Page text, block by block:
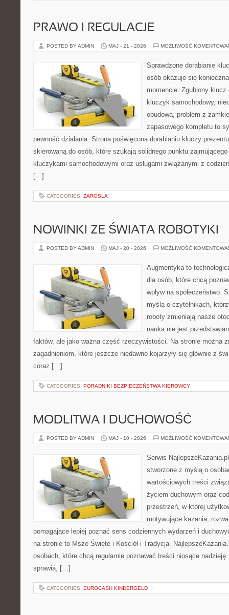
PRAWO I REGULACJE
POSTED BY ADMIN MAJ - 21 - 2026 MOŻLIWOŚĆ
Sprawdzone dorabianie
osób okazuje się
momencie. Zgubiony
kluczyk samochodowy,
obudowa, problem z
zapasowego kompletu to
pewność działania. Strona poświęcona dorabianiu kluczy
skierowaną do osób, które szukają solidnego punktu
kluczykami samochodowymi oraz usługami związanymi z
[…]
CATEGORIES: ZAROSLA
NOWINKI ZE ŚWIATA ROBOTYKI
POSTED BY ADMIN MAJ - 20 - 2026 MOŻLIWOŚĆ
Augmentyka to
dla osób, które chcą
wpływ na społeczeństwo.
myślą o czytelnikach,
roboty zmieniają nasze
nauka nie jest
faktów, ale jako ważna część rzeczywistości. Na stronie można
zagadnieniom, które jeszcze niedawno kojarzyły się głównie z
coraz […]
CATEGORIES: PORADNIKI BEZPIECZEŃSTWA KIEROWCY
MODLITWA I DUCHOWOŚĆ
POSTED BY ADMIN MAJ - 10 - 2026 MOŻLIWOŚĆ
Serwis
stworzone z myślą o
wartościowych treści
życiem duchowym oraz
przestrzeń, w której
motywujące kazania,
pomagające lepiej poznać sens codziennych wydarzeń i
na stronie to Msze Święte i Kościół i Tradycja.
osobach, które chcą regularnie poznawać treści niosące nadzieję.
sprawia, […]
CATEGORIES: EUROCASH KINDERGELD